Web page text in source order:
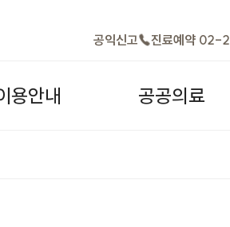
바로가기
공익신고 진료예약
용안내 공공의료